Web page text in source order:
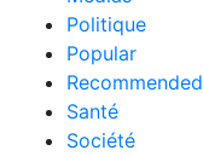
Politique
Popular
Recommended
Santé
Société